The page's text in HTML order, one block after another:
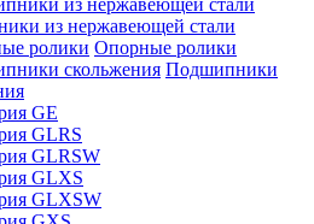
из нержавеющей стали
Опорные ролики
Подшипники
GE
GLRS
GLRSW
GLXS
GLXSW